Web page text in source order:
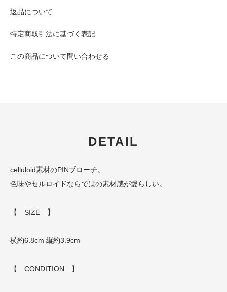
返品について
特定商取引法に基づく表記
この商品について問い合わせる
DETAIL
celluloid素材のPINブローチ。
色味やセルロイドならではの素材感が愛らしい。
【 SIZE 】
横約6.8cm 縦約3.9cm
【 CONDITION 】